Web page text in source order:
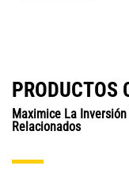
PRODUCTOS
Maximice La
Relacionados